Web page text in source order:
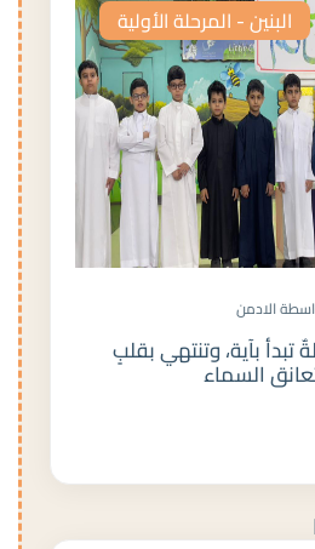
البنين - المرحلة الأولية
الادمن
تبدأ بآية، وتنتهي بقلبٍ
السماء